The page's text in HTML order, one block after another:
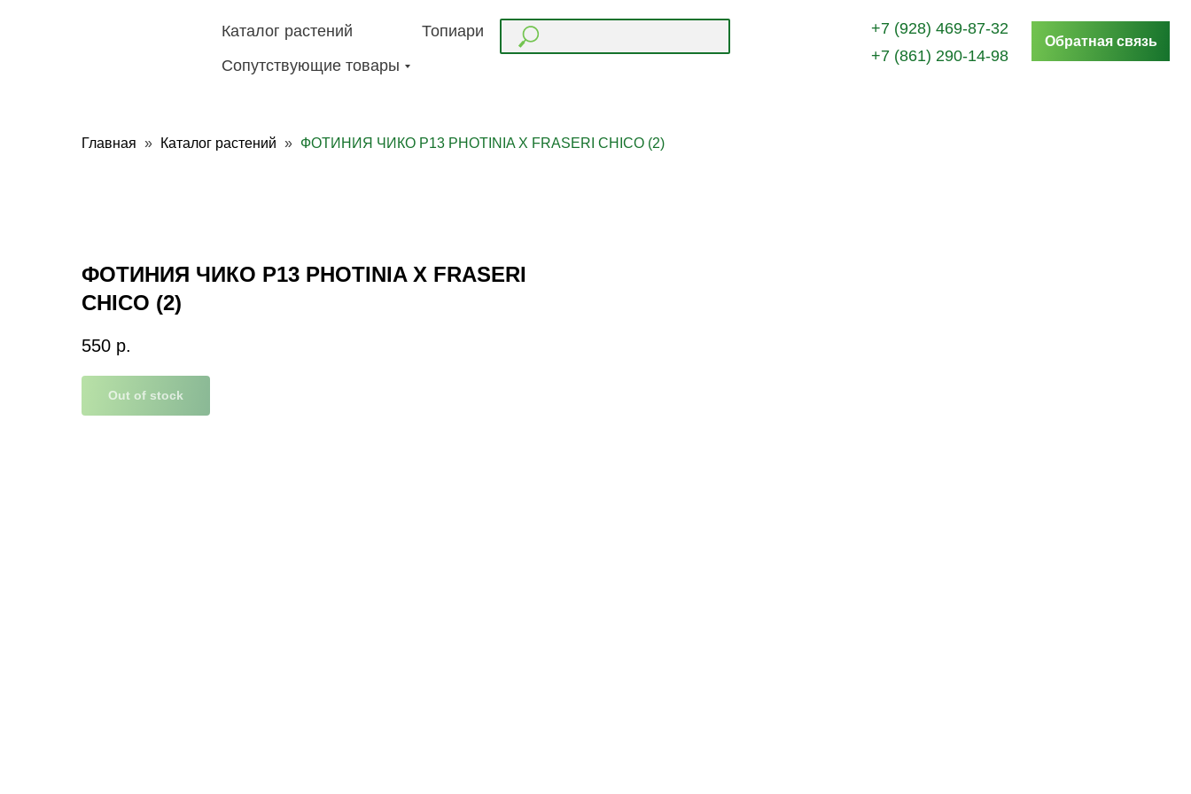
Топиари
Каталог растений
Сопутствующие товары
Обратная связь
+7 (861) 290-14-98
+7 (928) 469-87-32
Главная Каталог растений ФОТИНИЯ ЧИКО Р13 PHOTINIA X FRASERI CHICO (2)
ФОТИНИЯ ЧИКО Р13 PHOTINIA X FRASERI
CHICO (2)
550 р.
Out of stock